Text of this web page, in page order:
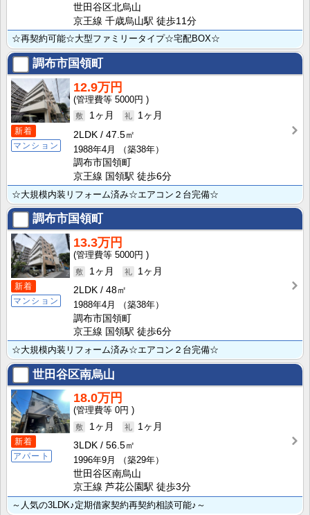
世田谷区北烏山
京王線 千歳烏山駅 徒歩11分
☆再契約可能☆大型ファミリータイプ☆宅配BOX☆
調布市国領町
新着
マンション
12.9万円
5000円
1ヶ月
1ヶ月
2LDK
47.5㎡
1988年4月
（築38年）
調布市国領町
京王線 国領駅 徒歩6分
☆大規模内装リフォーム済み☆エアコン２台完備☆
調布市国領町
新着
マンション
13.3万円
5000円
1ヶ月
1ヶ月
2LDK
48㎡
1988年4月
（築38年）
調布市国領町
京王線 国領駅 徒歩6分
☆大規模内装リフォーム済み☆エアコン２台完備☆
世田谷区南烏山
新着
アパート
18.0万円
0円
1ヶ月
1ヶ月
3LDK
56.5㎡
1996年9月
（築29年）
世田谷区南烏山
京王線 芦花公園駅 徒歩3分
～人気の3LDK♪定期借家契約再契約相談可能♪～